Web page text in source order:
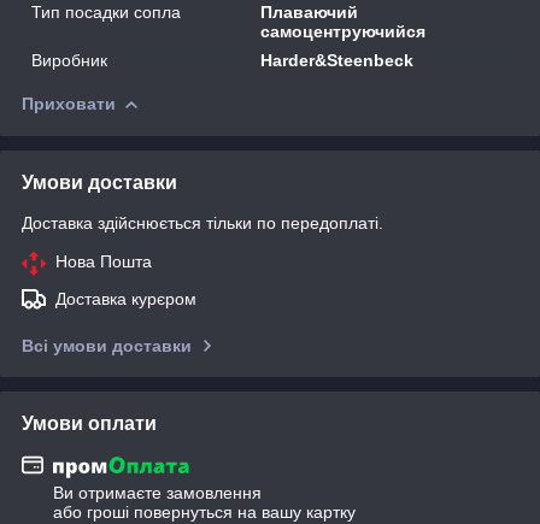
Тип посадки сопла
Плаваючий
самоцентруючийся
Виробник
Harder&Steenbeck
Приховати
Умови доставки
Доставка здійснюється тільки по передоплаті.
Нова Пошта
Доставка курєром
Всі умови доставки
Умови оплати
Ви отримаєте замовлення
або гроші повернуться на вашу картку